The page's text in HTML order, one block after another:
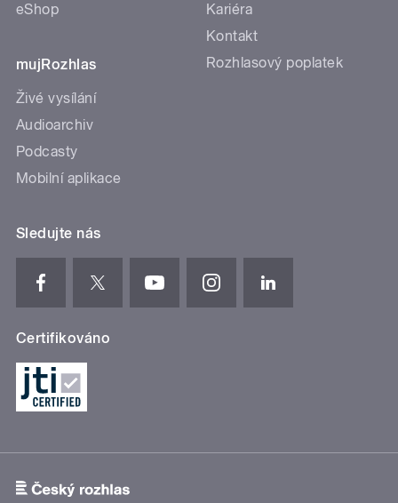
eShop
mujRozhlas
Živé vysílání
Audioarchiv
Podcasty
Mobilní aplikace
Kariéra
Kontakt
Rozhlasový poplatek
Sledujte nás
Certifikováno